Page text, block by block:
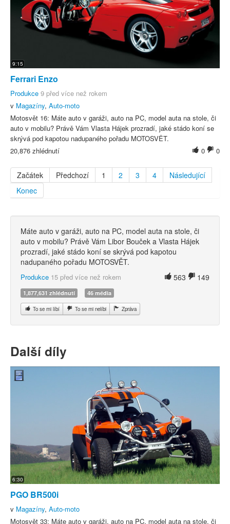
9:15
Ferrari Enzo
Produkce 9 před více než rokem
v Magazíny, Auto-moto
Motosvět 16: Máte auto v garáži, auto na PC, model auta na stole, či
auto v mobilu? Právě Vám Vlasta Hájek prozradí, jaké stádo koní se
skrývá pod kapotou nadupaného pořadu MOTOSVĚT.
0
0
20,876 zhlédnutí
Začátek Předchozí 1 2 3 4
Následující
Konec
Máte auto v garáži, auto na PC, model auta na stole, či
auto v mobilu? Právě Vám Libor Bouček a Vlasta Hájek
prozradí, jaké stádo koní se skrývá pod kapotou
nadupaného pořadu MOTOSVĚT.
563
149
Produkce 15 před více než rokem
1,877,631 zhlédnutí 46 média
To se mi líbí To se mi nelíbi Zpráva
Další díly
6:30
PGO BR500i
v Magazíny, Auto-moto
Motosvět 33: Máte auto v garáži, auto na PC, model auta na stole, či